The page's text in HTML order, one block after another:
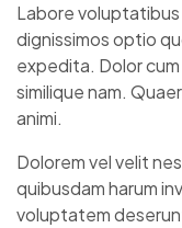
Labore
dignissimos optio
expedita. Dolor
similique nam.
animi.
Dolorem vel velit
quibusdam harum
voluptatem